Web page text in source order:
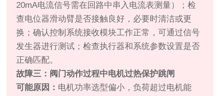
20mA电流信号需在回路中串入电流表测量）；检
查电位器滑动臂是否接触良好，必要时清洁或更
换；确认控制系统接收模块工作正常，可通过信号
发生器进行测试；检查执行器和系统参数设置是否
正确匹配。
故障三：阀门动作过程中电机过热保护跳闸
可能原因： 电机功率选型偏小，负荷超过电机能